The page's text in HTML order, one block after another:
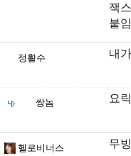
잭
붙
정활수 내
쌍놈 요
헬로비너스 무